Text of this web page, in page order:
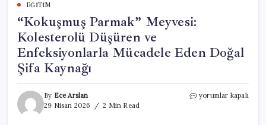
EĞITIM
“Kokuşmuş Parmak” Meyvesi:
Kolesterolü Düşüren ve
Enfeksiyonlarla Mücadele Eden Doğal
Şifa Kaynağı
By Ece Arslan
29 Nisan 2026
2 Min Read
“Kokuşmuş
yorumlar kapalı